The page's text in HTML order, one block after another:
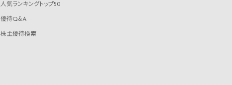
人気ランキングトップ50
優待Q&A
株主優待検索